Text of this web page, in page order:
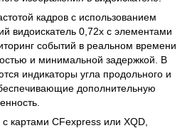
кадров с использованием
видоискатель 0,72x с элементами
событий в реальном времени
и минимальной задержкой. В
индикаторы угла продольного и
дополнительную
картами CFexpress или XQD,